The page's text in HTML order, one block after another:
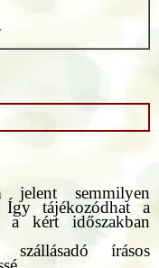
semmilyen
Így tájékozódhat a
a kért időszakban
írásos